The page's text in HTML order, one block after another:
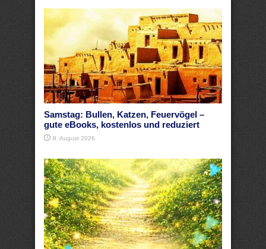
Samstag: Bullen, Katzen, Feuervögel –
gute eBooks, kostenlos und reduziert
8. August 2026